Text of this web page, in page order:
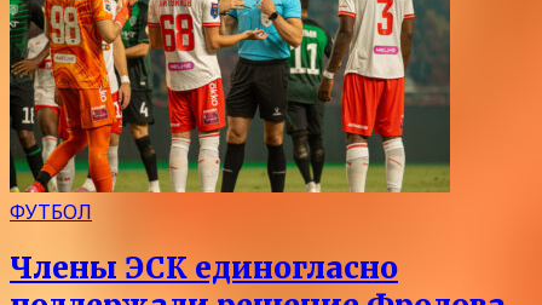
ФУТБОЛ
Члены ЭСК единогласно